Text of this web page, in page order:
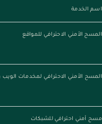
اسم الخدمة
المسح الأمني الاحترافي للمواقع
المسح الأمني الاحترافي لمخدمات الويب
مسح أمني احترافي للشبكات